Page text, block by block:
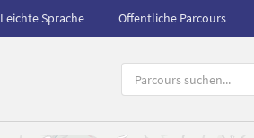
Leichte Sprache Öffentliche Parcours